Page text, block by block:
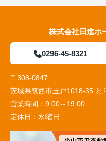
株式会社日進
0296-45-8321
〒308-0847
茨城県筑西市玉戸1018-35 と
営業時間： 9:00～19:00
定休日： 水曜日